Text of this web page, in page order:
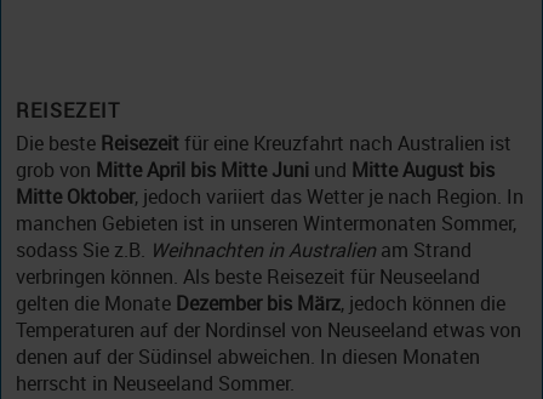
REISEZEIT
Die beste Reisezeit für eine Kreuzfahrt nach Australien ist
grob von Mitte April bis Mitte Juni und Mitte August bis
Mitte Oktober, jedoch variiert das Wetter je nach Region. In
manchen Gebieten ist in unseren Wintermonaten Sommer,
sodass Sie z.B. Weihnachten in Australienam Strand
verbringen können. Als beste Reisezeit für Neuseeland
gelten die Monate Dezember bis März, jedoch können die
Temperaturen auf der Nordinsel von Neuseeland etwas von
denen auf der Südinsel abweichen. In diesen Monaten
herrscht in Neuseeland Sommer.